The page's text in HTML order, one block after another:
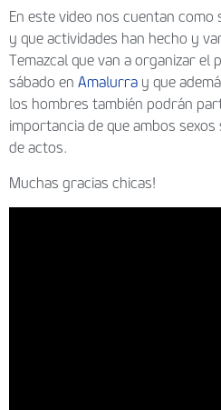
En este video nos cuentan
y que actividades han hecho y
Temazcal que van a organizar el
sábado en Amalurra y que
los hombres también podrán
importancia de que ambos
de actos.
Muchas gracias chicas!